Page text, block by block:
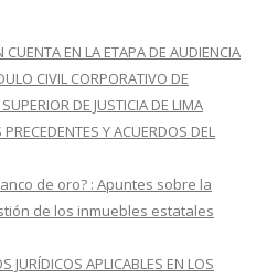
CUENTA EN LA ETAPA DE AUDIENCIA
CIVIL CORPORATIVO DE
DE JUSTICIA DE LIMA
Y ACUERDOS DEL
de oro? : Apuntes sobre la
de los inmuebles estatales
JURÍDICOS APLICABLES EN LOS